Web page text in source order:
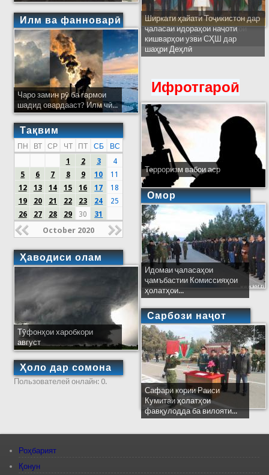
Илм ва фанноварӣ
Чаро замин рӯ ба гармои
шадид овардааст? Илм чӣ...
Тақвим
ПН ВТ СР ЧТ ПТ СБ
ВС
1
2 3
4
5
6 7 8 9 10
11
12
13 14 15 16 17
18
19
20 21 22 23 24
25
26
27 28 29 30 31
October 2020
Ҳаводиси олам
Тӯфонҳои харобкори
август
Ҳоло дар сомона
Пользователей онлайн: 0.
Ширкати ҳайати Тоҷикистон дар
ҷаласаи идораҳои наҷоти
кишварҳои узви СҲШ дар
шаҳри Деҳлӣ
Ифротгароӣ
Терроризм вабои аср
Омор
Идомаи ҷаласаҳои
ҷамъбастии Комиссияҳои
ҳолатҳои...
Сарбози наҷот
Сафари кории Раиси
Кумитаи ҳолатҳои
фавқулодда ба вилояти...
Роҳбарият
Қонун